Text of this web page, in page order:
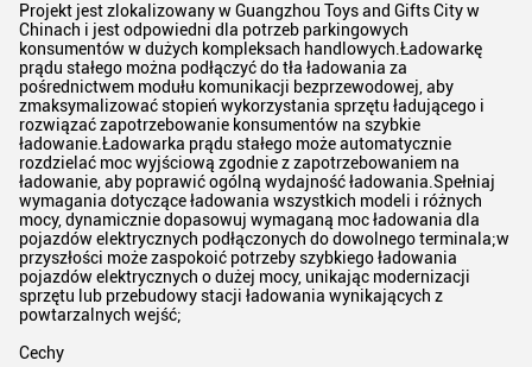
Projekt jest zlokalizowany w Guangzhou Toys and Gifts City w
Chinach i jest odpowiedni dla potrzeb parkingowych
konsumentów w dużych kompleksach handlowych.Ładowarkę
prądu stałego można podłączyć do tła ładowania za
pośrednictwem modułu komunikacji bezprzewodowej, aby
zmaksymalizować stopień wykorzystania sprzętu ładującego i
rozwiązać zapotrzebowanie konsumentów na szybkie
ładowanie.Ładowarka prądu stałego może automatycznie
rozdzielać moc wyjściową zgodnie z zapotrzebowaniem na
ładowanie, aby poprawić ogólną wydajność ładowania.Spełniaj
wymagania dotyczące ładowania wszystkich modeli i różnych
mocy, dynamicznie dopasowuj wymaganą moc ładowania dla
pojazdów elektrycznych podłączonych do dowolnego terminala;w
przyszłości może zaspokoić potrzeby szybkiego ładowania
pojazdów elektrycznych o dużej mocy, unikając modernizacji
sprzętu lub przebudowy stacji ładowania wynikających z
powtarzalnych wejść;
Cechy